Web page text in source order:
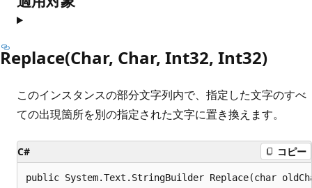
Replace(Char, Char, Int32, Int32)
このインスタンスの部分文字列内で、指定した文字のすべ
ての出現箇所を別の指定された文字に置き換えます。
C# コピー
public System.Text.StringBuilder Replace(char